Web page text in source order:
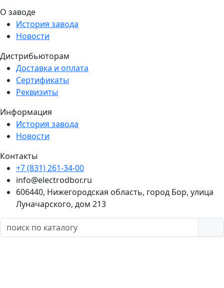
О заводе
История завода
Новости
Дистрибьюторам
Доставка и оплата
Сертификаты
Реквизиты
Информация
История завода
Новости
Контакты
+7 (831) 261-34-00
info@electrodbor.ru
606440, Нижегородская область, город Бор, улица
Луначарского, дом 213